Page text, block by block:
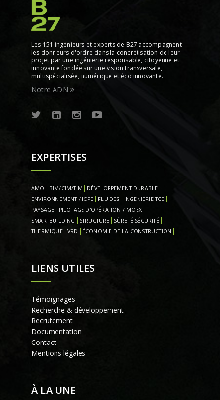
Les 151 ingénieurs et experts de B27 accompagnent
les donneurs d'ordre dans la concrétisation de leur
projet par une ingénierie responsable, citoyenne et
innovante fondée sur une vision transversale,
multispécialisée, numérique et éco innovante.
Notre ADN
EXPERTISES
AMO BIM/CIM/TIM
DÉVELOPPEMENT DURABLE
ENVIRONNEMENT / ICPE
FLUIDES
INGENIERIE TCE
PAYSAGE
PILOTAGE D'OPÉRATION / MOEX
SMARTBUILDING
STRUCTURE
SÛRETÉ SÉCURITÉ
THERMIQUE
VRD ÉCONOMIE DE LA CONSTRUCTION
LIENS UTILES
Témoignages
Recherche & développement
Recrutement
Documentation
Contact
Mentions légales
À LA UNE